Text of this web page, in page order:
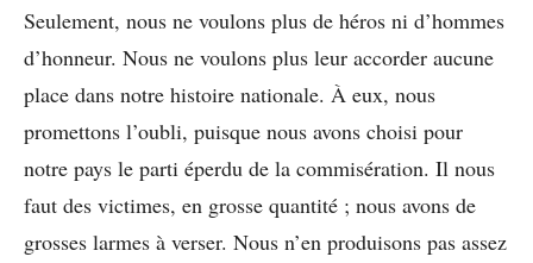
Seulement, nous ne voulons plus de héros ni d’hommes
d’honneur. Nous ne voulons plus leur accorder aucune
place dans notre histoire nationale. À eux, nous
promettons l’oubli, puisque nous avons choisi pour
notre pays le parti éperdu de la commisération. Il nous
faut des victimes, en grosse quantité ; nous avons de
grosses larmes à verser. Nous n’en produisons pas assez